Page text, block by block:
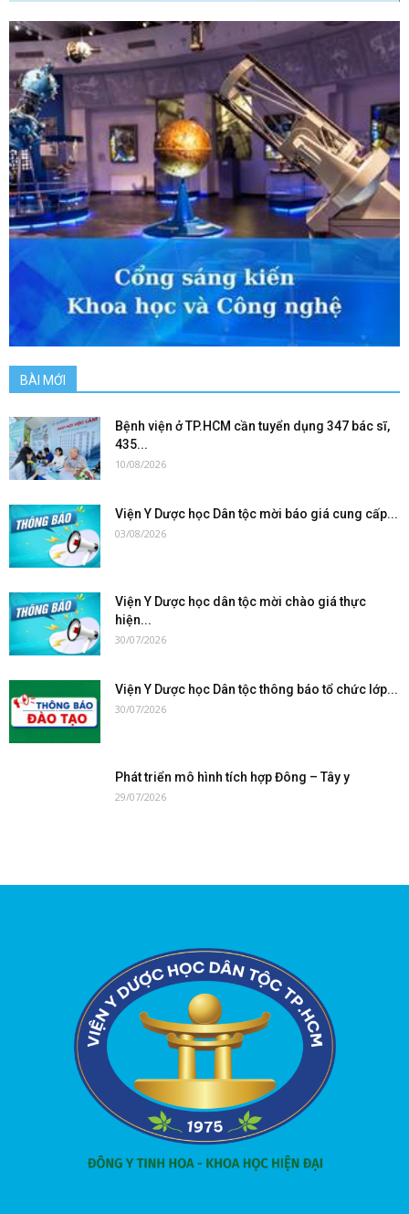
BÀI MỚI
Bệnh viện ở TP.HCM cần tuyển dụng 347 bác sĩ,
435...
10/08/2026
Viện Y Dược học Dân tộc mời báo giá cung cấp...
03/08/2026
Viện Y Dược học dân tộc mời chào giá thực
hiện...
30/07/2026
Viện Y Dược học Dân tộc thông báo tổ chức lớp...
30/07/2026
Phát triển mô hình tích hợp Đông – Tây y
29/07/2026